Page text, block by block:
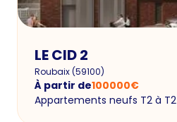
LE CID 2
Roubaix(59100)
À partir de100000€
Appartements neufs T2 à T2